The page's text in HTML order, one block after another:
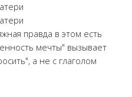
правда в этом есть
мечты" вызывает
а не с глаголом